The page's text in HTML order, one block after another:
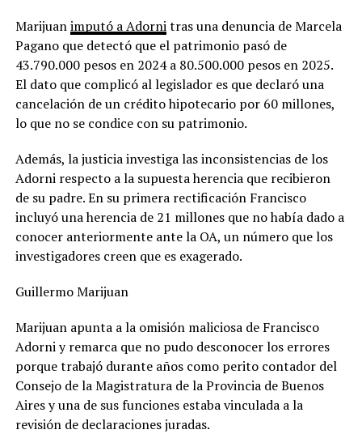
Marijuanimputó a Adornitras una denuncia de Marcela
Pagano que detectó que el patrimonio pasó de
43.790.000 pesos en 2024 a 80.500.000 pesos en 2025.
El dato que complicó al legislador es que declaró una
cancelación de un crédito hipotecario por 60 millones,
lo que no se condice con su patrimonio.
Además, la justicia investiga las inconsistencias de los
Adorni respecto a la supuesta herencia que recibieron
de su padre. En su primera rectificación Francisco
incluyó una herencia de 21 millones que no había dado a
conocer anteriormente ante la OA, un número que los
investigadores creen que es exagerado.
Guillermo Marijuan
Marijuan apunta a la omisión maliciosa de Francisco
Adorni y remarca que no pudo desconocer los errores
porque trabajó durante años como perito contador del
Consejo de la Magistratura de la Provincia de Buenos
Aires y una de sus funciones estaba vinculada a la
revisión de declaraciones juradas.